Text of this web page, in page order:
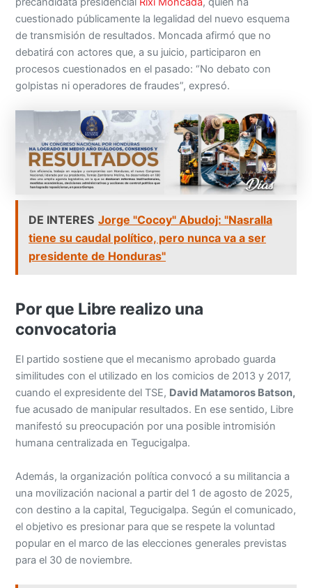
cuestionado públicamente la legalidad del nuevo esquema
de transmisión de resultados. Moncada afirmó que no
debatirá con actores que, a su juicio, participaron en
procesos cuestionados en el pasado: “No debato con
golpistas ni operadores de fraudes”, expresó.
DE INTERES Jorge "Cocoy" Abudoj: "Nasralla
tiene su caudal político, pero nunca va a ser
presidente de Honduras"
Por que Libre realizo una
convocatoria
El partido sostiene que el mecanismo aprobado guarda
similitudes con el utilizado en los comicios de 2013 y 2017,
cuando el expresidente del TSE, David Matamoros Batson,
fue acusado de manipular resultados. En ese sentido, Libre
manifestó su preocupación por una posible intromisión
humana centralizada en Tegucigalpa.
Además, la organización política convocó a su militancia a
una movilización nacional a partir del 1 de agosto de 2025,
con destino a la capital, Tegucigalpa. Según el comunicado,
el objetivo es presionar para que se respete la voluntad
popular en el marco de las elecciones generales previstas
para el 30 de noviembre.